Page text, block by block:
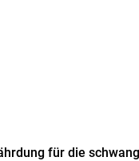
für die